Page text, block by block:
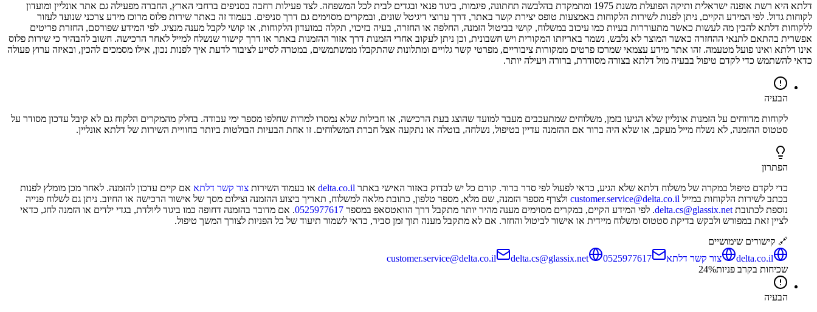
דלתא היא רשת אופנה ישראלית ותיקה הפועלת משנת 1975 ומתמקדת בהלבשה תחתונה, פיגמות, ביגוד פנאי ובגדים לבית לכל המשפחה. לצד פעילות רחבה בסניפים ברחבי הארץ, החברה מפעילה גם אתר אונליין ומועדון
לקוחות גדול. לפי המידע הקיים, ניתן לפנות לשירות הלקוחות באמצעות טופס יצירת קשר באתר, דרך ערוצי דיגיטל שונים, ובמקרים מסוימים גם דרך סניפים. בעמוד זה באתר שירות פלוס מרוכז מידע צרכני שנועד לעזור
ללקוחות דלתא להבין מה לעשות כאשר מתעוררות בעיות כמו עיכוב במשלוח, קושי בביטול הזמנה, החלפה או החזרה, בעיה בזיכוי, תקלה במועדון הלקוחות, או קושי לקבל מענה מנציג. לפי המידע שפורסם, החזרת פריטים
אפשרית בהתאם לתנאי ההחזרה כאשר המוצר לא נלבש, נשמר באריזתו המקורית ויש חשבונית, וכן ניתן לעקוב אחרי הזמנות דרך אזור ההזמנות באתר או דרך קישור שנשלח למייל לאחר הרכישה. חשוב להבהיר כי שירות פלוס
אינו דלתא ואינו פועל מטעמה. זהו אתר מידע עצמאי שמרכז פרטים ממקורות ציבוריים, מפרטי קשר גלויים ומתלונות שהתקבלו ממשתמשים, במטרה לסייע לציבור לדעת איך לפנות נכון, אילו מסמכים להכין, ובאיזה ערוץ פעולה
כדאי להשתמש כדי לקדם טיפול בבעיה מול דלתא בצורה מסודרת, ברורה ויעילה יותר.
הבעיה
לקוחות מדווחים על הזמנות אונליין שלא הגיעו בזמן, משלוחים שמתעכבים מעבר למועד שהוצג בעת הרכישה, או חבילות שלא נמסרו למרות שחלפו מספר ימי עבודה. בחלק מהמקרים הלקוח גם לא קיבל עדכון מסודר על
סטטוס ההזמנה, לא נשלח מייל מעקב, או שלא היה ברור אם ההזמנה עדיין בטיפול, נשלחה, בוטלה או נתקעה אצל חברת המשלוחים. זו אחת הבעיות הבולטות ביותר בחוויית השירות של דלתא אונליין.
הפתרון
כדי לקדם טיפול במקרה של משלוח דלתא שלא הגיע, כדאי לפעול לפי סדר ברור. קודם כל יש לבדוק באזור האישי באתר delta.co.il או בעמוד השירות צור קשר דלתא אם קיים עדכון להזמנה. לאחר מכן מומלץ לפנות
בכתב לשירות הלקוחות במייל customer.service@delta.co.il ולצרף מספר הזמנה, שם מלא, מספר טלפון, כתובת מלאה למשלוח, תאריך ביצוע ההזמנה וצילום מסך של אישור הרכישה או החיוב. ניתן גם לשלוח פנייה
נוספת לכתובתdelta.cs@glassix.net. לפי המידע הקיים, במקרים מסוימים מענה מהיר יותר מתקבל דרך הוואטסאפ במספר 0525977617. אם מדובר בהזמנה דחופה כמו ביגוד ליולדת, בגדי ילדים או הזמנה לחג, כדאי
לציין זאת במפורש ולבקש בדיקת סטטוס ומשלוח מיידית או אישור לביטול והחזר. אם לא מתקבל מענה תוך זמן סביר, כדאי לשמור תיעוד של כל הפניות לצורך המשך טיפול.
🔗 קישורים שימושיים
delta.co.il
צור קשר דלתא customer.service@delta.co.il delta.cs@glassix.net
0525977617
שכיחות בקרב פניות
24%
הבעיה